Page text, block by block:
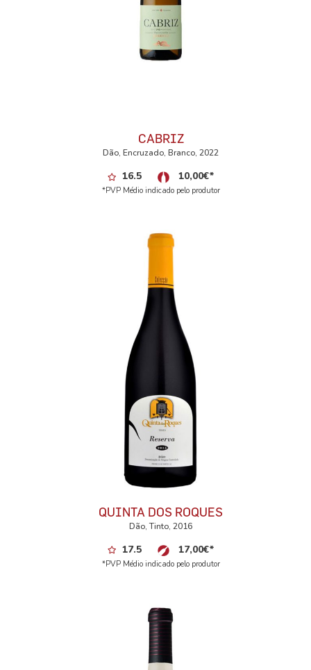
CABRIZ
Dão, Encruzado, Branco, 2022
16.5 10,00€*
*PVP Médio indicado pelo produtor
QUINTA DOS ROQUES
Dão, Tinto, 2016
17.5 17,00€*
*PVP Médio indicado pelo produtor